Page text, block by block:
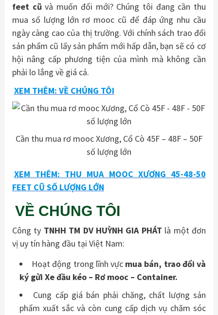
feet cũ và muốn đổi mới? Chúng tôi đang cần thu
mua số lượng lớn rơ mooc cũ để đáp ứng nhu cầu
ngày càng cao của thị trường. Với chính sách trao đổi
sản phẩm cũ lấy sản phẩm mới hấp dẫn, bạn sẽ có cơ
hội nâng cấp phương tiện của mình mà không cần
phải lo lắng về giá cả.
XEM THÊM: VỀ CHÚNG TÔI
Cần thu mua rơ mooc Xương, Cổ Cò 45F – 48F – 50F
số lượng lớn
XEM THÊM: THU MUA MOOC XƯƠNG 45-48-50
FEET CŨ SỐ LƯỢNG LỚN
VỀ CHÚNG TÔI
Công ty TNHH TM DV HUỲNH GIA PHÁT là một đơn
vị uy tín hàng đầu tại Việt Nam:
Hoạt động trong lĩnh vực mua bán, trao đổi và
ký gửi Xe đầu kéo – Rơ mooc – Container.
Cung cấp giá bán phải chăng, chất lượng sản
phẩm xuất sắc và còn cung cấp dịch vụ chăm sóc